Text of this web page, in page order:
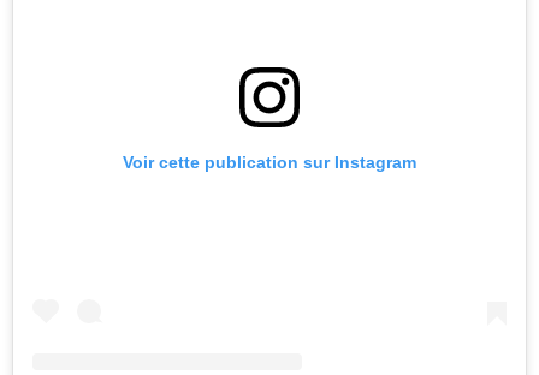
Voir cette publication sur Instagram